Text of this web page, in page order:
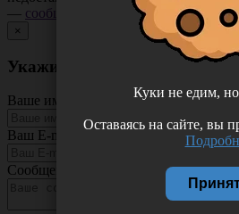
— сообщите нам
×
Укажите неточность в
Ваше имя
Ваш E-mail
Сообщение
Куки не едим,
Оставаясь на сайте, вы